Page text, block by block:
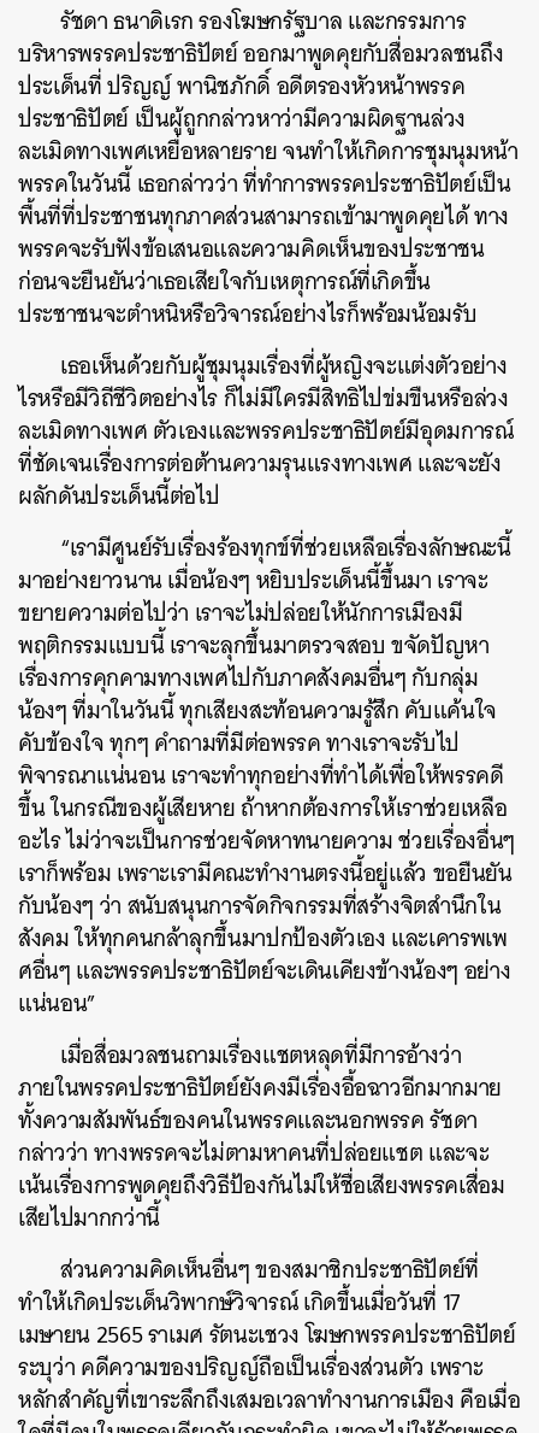
รัชดา ธนาดิเรก รองโฆษกรัฐบาล และกรรมการ
บริหารพรรคประชาธิปัตย์ ออกมาพูดคุยกับสื่อมวลชนถึง
ประเด็นที่ ปริญญ์ พานิชภักดิ์ อดีตรองหัวหน้าพรรค
ประชาธิปัตย์ เป็นผู้ถูกกล่าวหาว่ามีความผิดฐานล่วง
ละเมิดทางเพศเหยื่อหลายราย จนทำให้เกิดการชุมนุมหน้า
พรรคในวันนี้ เธอกล่าวว่า ที่ทำการพรรคประชาธิปัตย์เป็น
พื้นที่ที่ประชาชนทุกภาคส่วนสามารถเข้ามาพูดคุยได้ ทาง
พรรคจะรับฟังข้อเสนอและความคิดเห็นของประชาชน
ก่อนจะยืนยันว่าเธอเสียใจกับเหตุการณ์ที่เกิดขึ้น
ประชาชนจะตำหนิหรือวิจารณ์อย่างไรก็พร้อมน้อมรับ
เธอเห็นด้วยกับผู้ชุมนุมเรื่องที่ผู้หญิงจะแต่งตัวอย่าง
ไรหรือมีวิถีชีวิตอย่างไร ก็ไม่มีใครมีสิทธิไปข่มขืนหรือล่วง
ละเมิดทางเพศ ตัวเองและพรรคประชาธิปัตย์มีอุดมการณ์
ที่ชัดเจนเรื่องการต่อต้านความรุนแรงทางเพศ และจะยัง
ผลักดันประเด็นนี้ต่อไป
“เรามีศูนย์รับเรื่องร้องทุกข์ที่ช่วยเหลือเรื่องลักษณะนี้
มาอย่างยาวนาน เมื่อน้องๆ หยิบประเด็นนี้ขึ้นมา เราจะ
ขยายความต่อไปว่า เราจะไม่ปล่อยให้นักการเมืองมี
พฤติกรรมแบบนี้ เราจะลุกขึ้นมาตรวจสอบ ขจัดปัญหา
เรื่องการคุกคามทางเพศไปกับภาคสังคมอื่นๆ กับกลุ่ม
น้องๆ ที่มาในวันนี้ ทุกเสียงสะท้อนความรู้สึก คับแค้นใจ
คับข้องใจ ทุกๆ คำถามที่มีต่อพรรค ทางเราจะรับไป
พิจารณาแน่นอน เราจะทำทุกอย่างที่ทำได้เพื่อให้พรรคดี
ขึ้น ในกรณีของผู้เสียหาย ถ้าหากต้องการให้เราช่วยเหลือ
อะไร ไม่ว่าจะเป็นการช่วยจัดหาทนายความ ช่วยเรื่องอื่นๆ
เราก็พร้อม เพราะเรามีคณะทำงานตรงนี้อยู่แล้ว ขอยืนยัน
กับน้องๆ ว่า สนับสนุนการจัดกิจกรรมที่สร้างจิตสำนึกใน
สังคม ให้ทุกคนกล้าลุกขึ้นมาปกป้องตัวเอง และเคารพเพ
ศอื่นๆ และพรรคประชาธิปัตย์จะเดินเคียงข้างน้องๆ อย่าง
แน่นอน”
เมื่อสื่อมวลชนถามเรื่องแชตหลุดที่มีการอ้างว่า
ภายในพรรคประชาธิปัตย์ยังคงมีเรื่องอื้อฉาวอีกมากมาย
ทั้งความสัมพันธ์ของคนในพรรคและนอกพรรค รัชดา
กล่าวว่า ทางพรรคจะไม่ตามหาคนที่ปล่อยแชต และจะ
เน้นเรื่องการพูดคุยถึงวิธีป้องกันไม่ให้ชื่อเสียงพรรคเสื่อม
เสียไปมากกว่านี้
ส่วนความคิดเห็นอื่นๆ ของสมาชิกประชาธิปัตย์ที่
ทำให้เกิดประเด็นวิพากษ์วิจารณ์ เกิดขึ้นเมื่อวันที่ 17
เมษายน 2565 ราเมศ รัตนะเชวง โฆษกพรรคประชาธิปัตย์
ระบุว่า คดีความของปริญญ์ถือเป็นเรื่องส่วนตัว เพราะ
หลักสำคัญที่เขาระลึกถึงเสมอเวลาทำงานการเมือง คือเมื่อ
ค้นหา
SHARE TWEET